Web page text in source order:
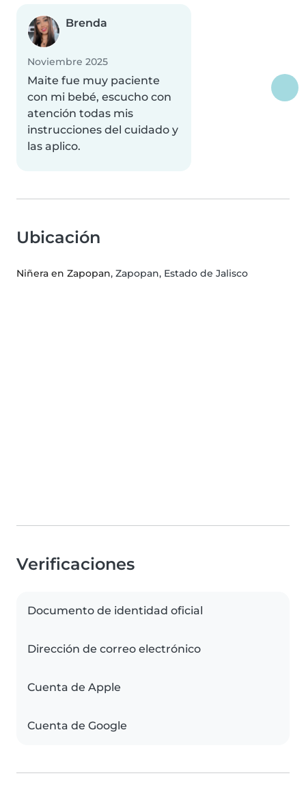
Brenda
Noviembre 2025
Maite fue muy paciente
con mi bebé, escucho con
atención todas mis
instrucciones del cuidado y
las aplico.
Ubicación
Niñera en Zapopan, Zapopan, Estado de Jalisco
Verificaciones
Documento de identidad oficial
Dirección de correo electrónico
Cuenta de Apple
Cuenta de Google